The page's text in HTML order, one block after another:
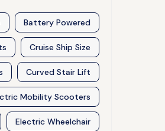
Battery Powered
Cruise Ship Size
Curved Stair Lift
Mobility Scooters
Electric Wheelchair